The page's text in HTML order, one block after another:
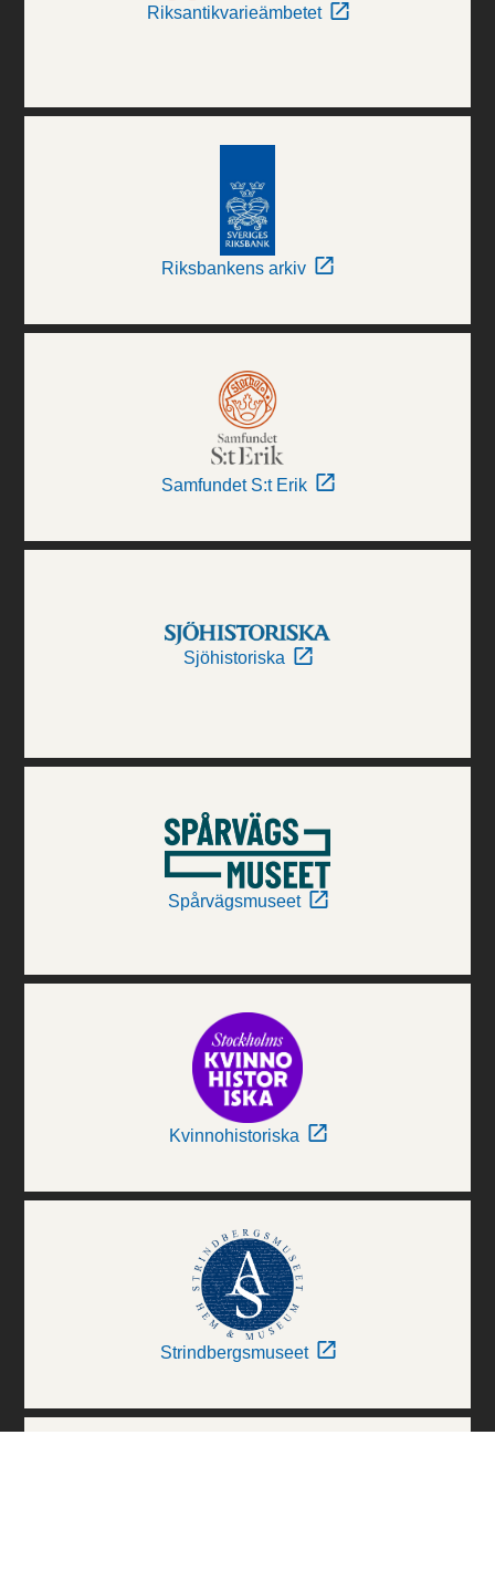
Riksantikvarieämbetet
Riksbankens arkiv
Samfundet S:t Erik
Sjöhistoriska
Spårvägsmuseet
Kvinnohistoriska
Strindbergsmuseet